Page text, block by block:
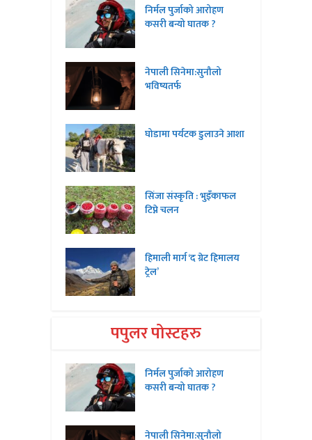
निर्मल पुर्जाको आरोहण
कसरी बन्यो घातक ?
नेपाली सिनेमा:सुनौलो
भविष्यतर्फ
घोडामा पर्यटक डुलाउने आशा
सिंजा संस्कृति : भुइँकाफल
टिप्ने चलन
हिमाली मार्ग ‘द ग्रेट हिमालय
ट्रेल’
पपुलर पोस्टहरु
निर्मल पुर्जाको आरोहण
कसरी बन्यो घातक ?
नेपाली सिनेमा:सुनौलो